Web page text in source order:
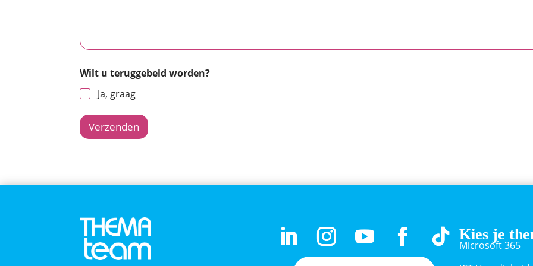
Wilt u teruggebeld worden?
Ja, graag
Verzenden
Kies je
Microsoft 365